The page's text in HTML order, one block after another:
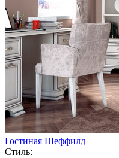
Гостиная Шеффилд
Стиль: